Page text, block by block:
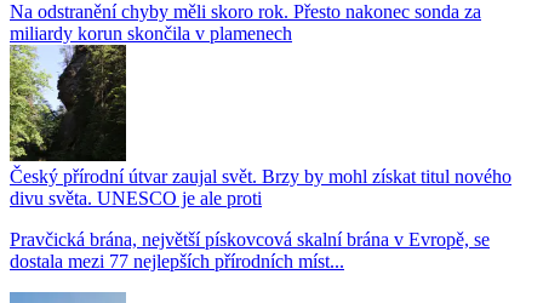
Na odstranění chyby měli skoro rok. Přesto nakonec sonda za
miliardy korun skončila v plamenech
Český přírodní útvar zaujal svět. Brzy by mohl získat titul nového
divu světa. UNESCO je ale proti
Pravčická brána, největší pískovcová skalní brána v Evropě, se
dostala mezi 77 nejlepších přírodních míst...